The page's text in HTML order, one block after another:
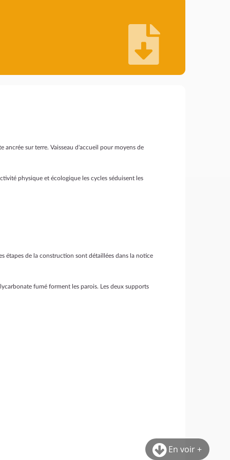
En voir +
sur terre. Vaisseau d'accueil pour moyens de
physique et écologique les cycles séduisent les
étapes de la construction sont détaillées dans la notice
fumé forment les parois. Les deux supports